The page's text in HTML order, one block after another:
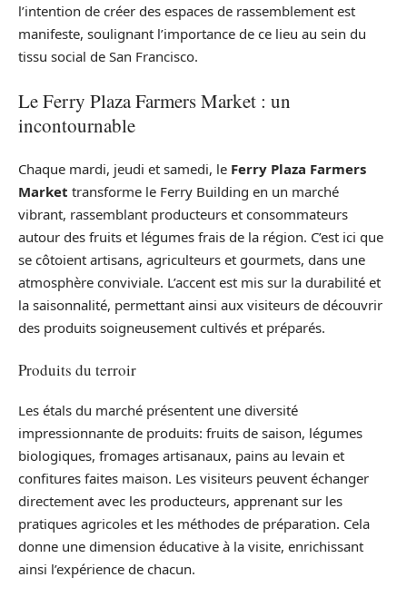
l’intention de créer des espaces de rassemblement est
manifeste, soulignant l’importance de ce lieu au sein du
tissu social de San Francisco.
Le Ferry Plaza Farmers Market : un
incontournable
Chaque mardi, jeudi et samedi, le Ferry Plaza Farmers
Market transforme le Ferry Building en un marché
vibrant, rassemblant producteurs et consommateurs
autour des fruits et légumes frais de la région. C’est ici que
se côtoient artisans, agriculteurs et gourmets, dans une
atmosphère conviviale. L’accent est mis sur la durabilité et
la saisonnalité, permettant ainsi aux visiteurs de découvrir
des produits soigneusement cultivés et préparés.
Produits du terroir
Les étals du marché présentent une diversité
impressionnante de produits: fruits de saison, légumes
biologiques, fromages artisanaux, pains au levain et
confitures faites maison. Les visiteurs peuvent échanger
directement avec les producteurs, apprenant sur les
pratiques agricoles et les méthodes de préparation. Cela
donne une dimension éducative à la visite, enrichissant
ainsi l’expérience de chacun.